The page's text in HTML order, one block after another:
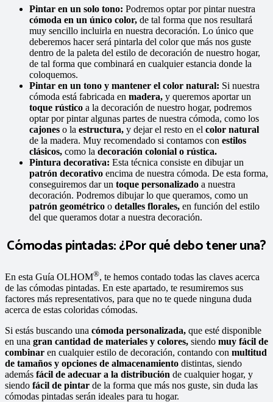
Pintar en un solo tono: Podremos optar por pintar nuestra
cómoda en un único color, de tal forma que nos resultará
muy sencillo incluirla en nuestra decoración. Lo único que
deberemos hacer será pintarla del color que más nos guste
dentro de la paleta del estilo de decoración de nuestro hogar,
de tal forma que combinará en cualquier estancia donde la
coloquemos.
Pintar en un tono y mantener el color natural: Si nuestra
cómoda está fabricada en madera, y queremos aportar un
toque rústico a la decoración de nuestro hogar, podremos
optar por pintar algunas partes de nuestra cómoda, como los
cajones o la estructura, y dejar el resto en el color natural
de la madera. Muy recomendado si contamos con estilos
clásicos, como la decoración colonial o rústica.
Pintura decorativa: Esta técnica consiste en dibujar un
patrón decorativo encima de nuestra cómoda. De esta forma,
conseguiremos dar un toque personalizado a nuestra
decoración. Podremos dibujar lo que queramos, como un
patrón geométrico o detalles florales, en función del estilo
del que queramos dotar a nuestra decoración.
Cómodas pintadas: ¿Por qué debo tener una?
En esta Guía OLHOM®, te hemos contado todas las claves acerca
de las cómodas pintadas. En este apartado, te resumiremos sus
factores más representativos, para que no te quede ninguna duda
acerca de estas coloridas cómodas.
Si estás buscando una cómoda personalizada, que esté disponible
en una gran cantidad de materiales y colores, siendo muy fácil de
combinar en cualquier estilo de decoración, contando con multitud
de tamaños y opciones de almacenamiento distintas, siendo
además fácil de adecuar a la distribución de cualquier hogar, y
siendo fácil de pintar de la forma que más nos guste, sin duda las
cómodas pintadas serán ideales para tu hogar.